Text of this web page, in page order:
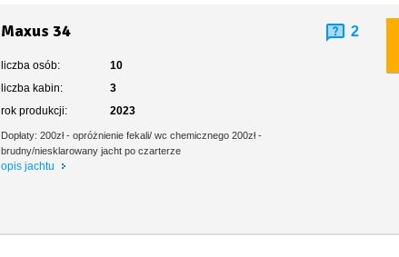
Maxus 34 2
liczba osób:
10
liczba kabin:
3
rok produkcji:
2023
Dopłaty: 200zł - opróżnienie fekali/ wc chemicznego 200zł -
brudny/niesklarowany jacht po czarterze
opis jachtu